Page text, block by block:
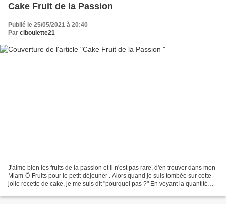
Cake Fruit de la Passion
Publié le 25/05/2021 à 20:40
Par ciboulette21
J'aime bien les fruits de la passion et il n'est pas rare, d'en trouver dans mon
Miam-Ô-Fruits pour le petit-déjeuner . Alors quand je suis tombée sur cette
jolie recette de cake, je me suis dit "pourquoi pas ?" En voyant la quantité